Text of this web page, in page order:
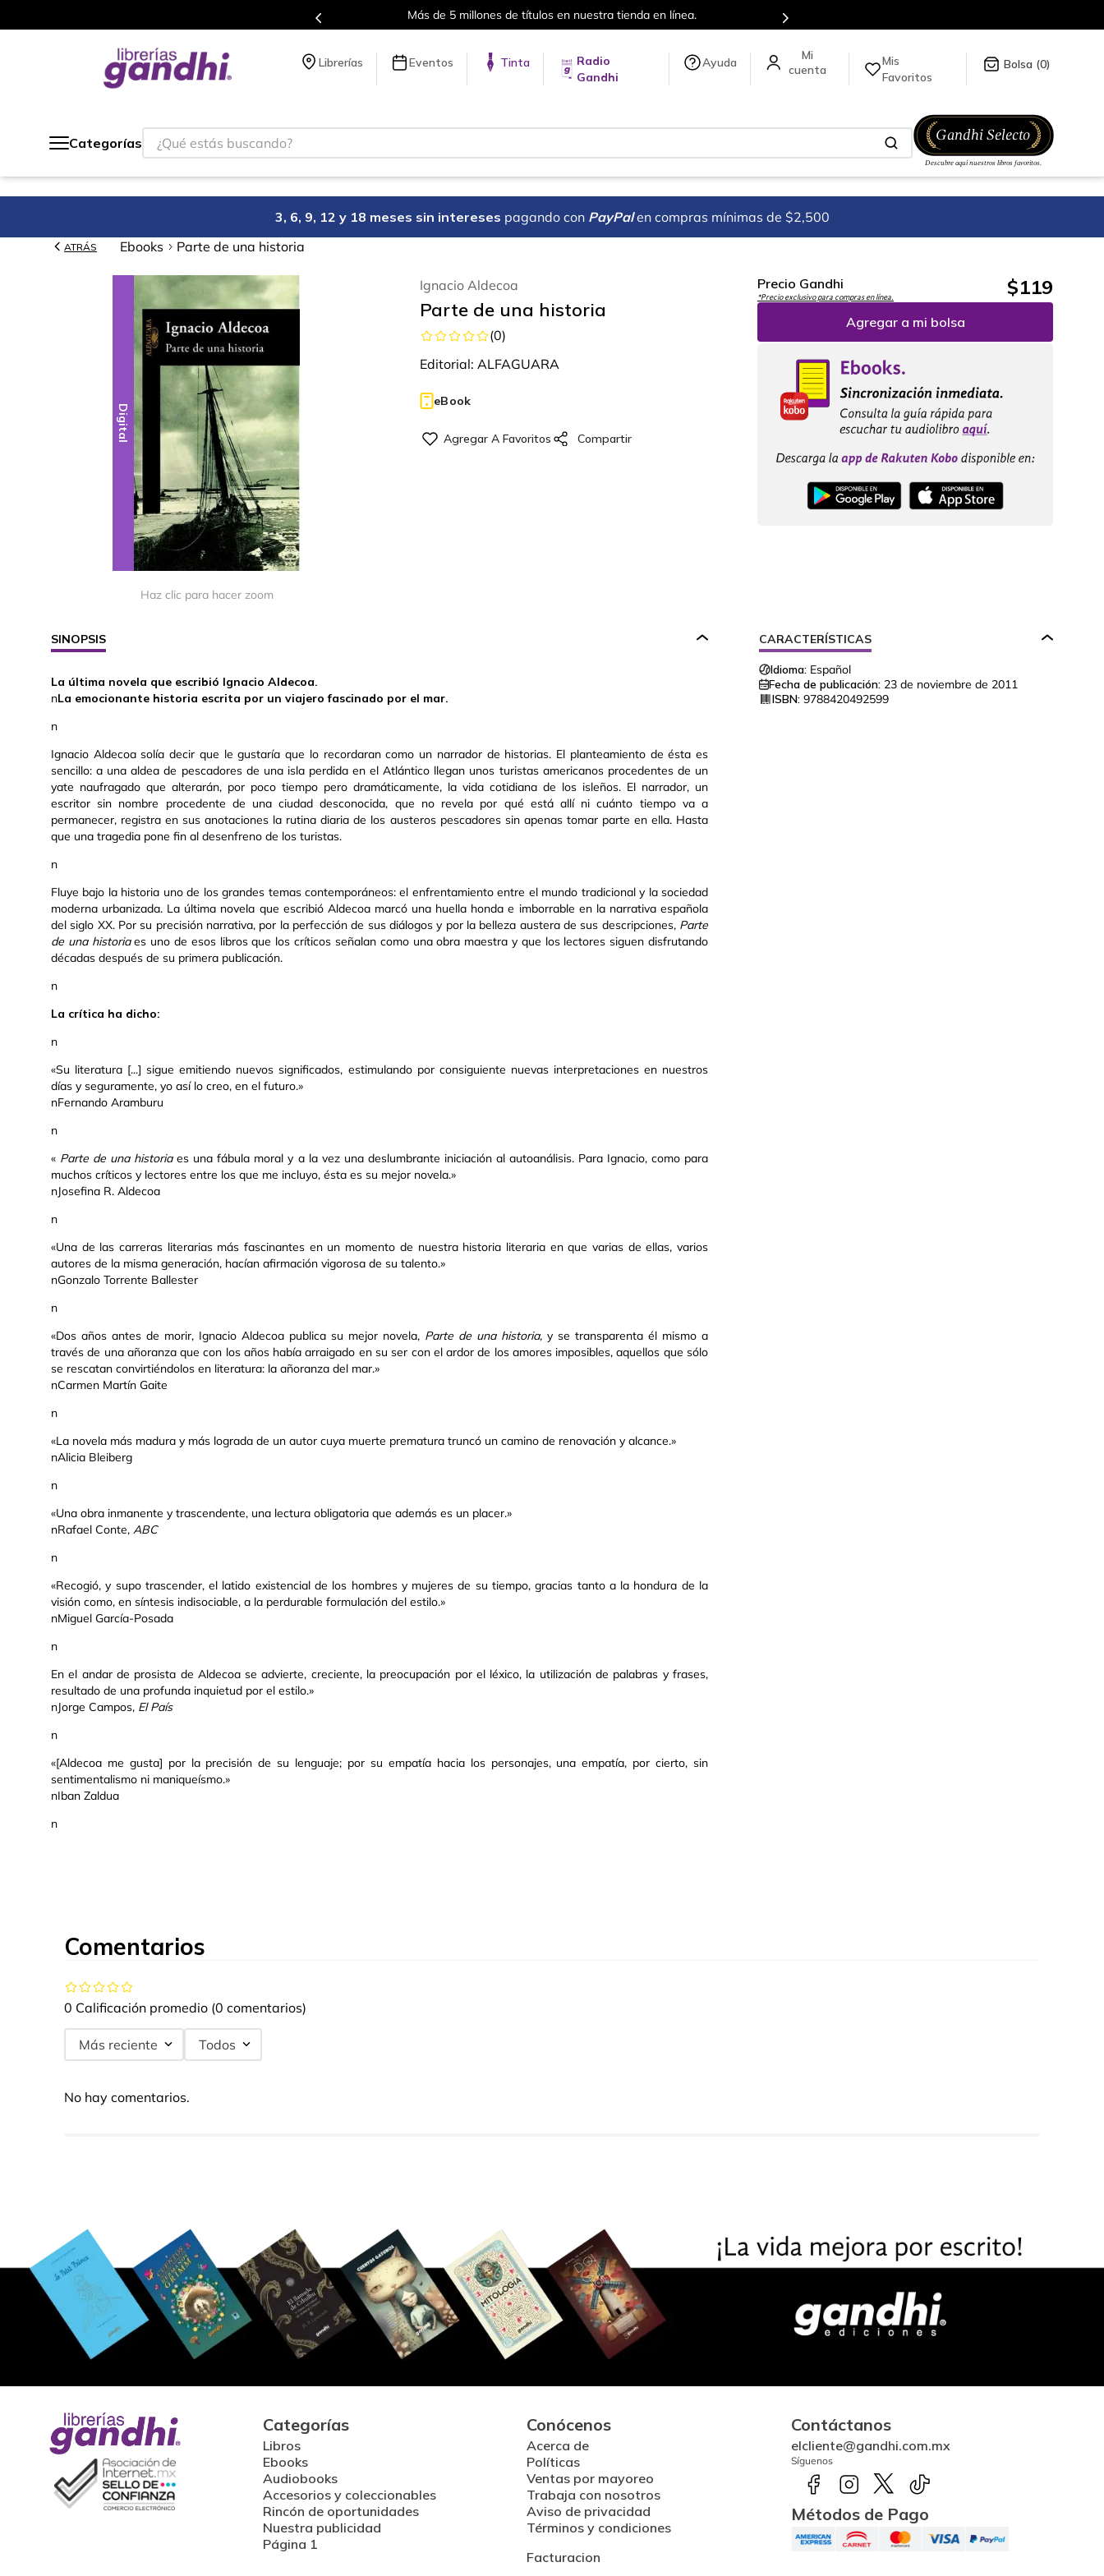
Envíos a todo el mundo, para más información da clickaquí
Librerías Eventos Tinta
Radio
Gandhi
Ayuda
Mis
Favoritos
0
Categorías
¿Qué estás buscando?
3, 6, 9, 12 y 18 meses sin intereses pagando con PayPal en compras mínimas de $2,500
ATRÁS Ebooks Parte de una historia
Digital
Haz clic para hacer zoom
Ignacio Aldecoa
Parte de una historia
(0)
Editorial: ALFAGUARA
eBook
Precio Gandhi
*Precio exclusivo para compras en línea. $119
Agregar a mi bolsa
SINOPSIS
La última novela que escribió Ignacio Aldecoa.
nLa emocionante historia escrita por un viajero fascinado por el mar.
n
Ignacio Aldecoa solía decir que le gustaría que lo recordaran como un narrador de historias. El planteamiento de ésta es
sencillo: a una aldea de pescadores de una isla perdida en el Atlántico llegan unos turistas americanos procedentes de un
yate naufragado que alterarán, por poco tiempo pero dramáticamente, la vida cotidiana de los isleños. El narrador, un
escritor sin nombre procedente de una ciudad desconocida, que no revela por qué está allí ni cuánto tiempo va a
permanecer, registra en sus anotaciones la rutina diaria de los austeros pescadores sin apenas tomar parte en ella. Hasta
que una tragedia pone fin al desenfreno de los turistas.
n
Fluye bajo la historia uno de los grandes temas contemporáneos: el enfrentamiento entre el mundo tradicional y la sociedad
moderna urbanizada. La última novela que escribió Aldecoa marcó una huella honda e imborrable en la narrativa española
del siglo XX. Por su precisión narrativa, por la perfección de sus diálogos y por la belleza austera de sus descripciones, Parte
de una historiaes uno de esos libros que los críticos señalan como una obra maestra y que los lectores siguen disfrutando
décadas después de su primera publicación.
n
La crítica ha dicho:
n
«Su literatura [...] sigue emitiendo nuevos significados, estimulando por consiguiente nuevas interpretaciones en nuestros
días y seguramente, yo así lo creo, en el futuro.»
nFernando Aramburu
n
« Parte de una historiaes una fábula moral y a la vez una deslumbrante iniciación al autoanálisis. Para Ignacio, como para
muchos críticos y lectores entre los que me incluyo, ésta es su mejor novela.»
nJosefina R. Aldecoa
n
«Una de las carreras literarias más fascinantes en un momento de nuestra historia literaria en que varias de ellas, varios
autores de la misma generación, hacían afirmación vigorosa de su talento.»
nGonzalo Torrente Ballester
n
«Dos años antes de morir, Ignacio Aldecoa publica su mejor novela, Parte de una historia, y se transparenta él mismo a
través de una añoranza que con los años había arraigado en su ser con el ardor de los amores imposibles, aquellos que sólo
se rescatan convirtiéndolos en literatura: la añoranza del mar.»
nCarmen Martín Gaite
n
«La novela más madura y más lograda de un autor cuya muerte prematura truncó un camino de renovación y alcance.»
nAlicia Bleiberg
n
«Una obra inmanente y trascendente, una lectura obligatoria que además es un placer.»
nRafael Conte, ABC
n
«Recogió, y supo trascender, el latido existencial de los hombres y mujeres de su tiempo, gracias tanto a la hondura de la
visión como, en síntesis indisociable, a la perdurable formulación del estilo.»
nMiguel García-Posada
n
En el andar de prosista de Aldecoa se advierte, creciente, la preocupación por el léxico, la utilización de palabras y frases,
resultado de una profunda inquietud por el estilo.»
nJorge Campos, El País
n
«[Aldecoa me gusta] por la precisión de su lenguaje; por su empatía hacia los personajes, una empatía, por cierto, sin
sentimentalismo ni maniqueísmo.»
nIban Zaldua
n
CARACTERÍSTICAS
Idioma: Español
Fecha de publicación: 23 de noviembre de 2011
ISBN: 9788420492599
Comentarios
0 Calificación promedio (0 comentarios)
Más reciente Todos
No hay comentarios.
Categorías
Libros
Ebooks
Audiobooks
Accesorios y coleccionables
Rincón de oportunidades
Nuestra publicidad
Página 1
Conócenos
Acerca de
Políticas
Ventas por mayoreo
Trabaja con nosotros
Aviso de privacidad
Términos y condiciones
Facturacion
Contáctanos
elcliente@gandhi.com.mx
Síguenos
Métodos de Pago